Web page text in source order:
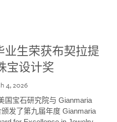
业生荣获布契拉提
宝设计奖
4, 2026
国宝石研究院与 Gianmaria
发了第九届年度 Gianmaria